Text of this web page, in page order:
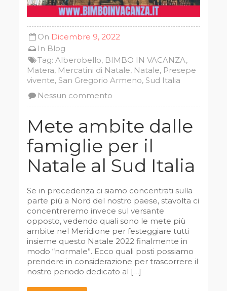
On Dicembre 9, 2022
In Blog
Tag:Alberobello, BIMBO IN VACANZA,
Matera, Mercatini di Natale, Natale, Presepe
vivente, San Gregorio Armeno, Sud Italia
Nessun commento
Mete ambite dalle
famiglie per il
Natale al Sud Italia
Se in precedenza ci siamo concentrati sulla
parte più a Nord del nostro paese, stavolta ci
concentreremo invece sul versante
opposto, vedendo quali sono le mete più
ambite nel Meridione per festeggiare tutti
insieme questo Natale 2022 finalmente in
modo “normale”. Ecco quali posti possiamo
prendere in considerazione per trascorrere il
nostro periodo dedicato al […]